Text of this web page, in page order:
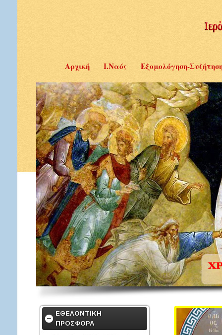
Αρχική Ι.Ναός Εξομολόγηση-
ΕΘΕΛΟΝΤΙΚΗ
ΠΡΟΣΦΟΡΑ